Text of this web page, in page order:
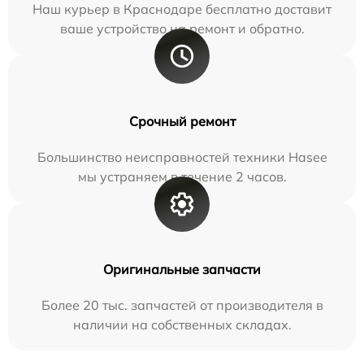
Наш курьер в Краснодаре бесплатно доставит
ваше устройство на ремонт и обратно.
Срочный ремонт
Большинство неисправностей техники Hasee
мы устраняем в течение 2 часов.
Оригинальные запчасти
Более 20 тыс. запчастей от производителя в
наличии на собственных складах.